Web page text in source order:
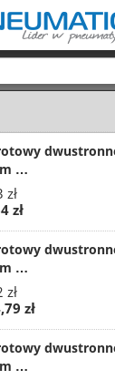
…
zł
zł
…
zł
zł
…